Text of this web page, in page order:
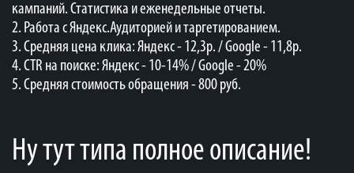
кампаний. Статистика и еженедельные отчеты.
2. Работа с Яндекс.Аудиторией и таргетированием.
3. Средняя цена клика: Яндекс - 12,3р. / Google - 11,8р.
4. CTR на поиске: Яндекс - 10-14% / Google - 20%
5. Средняя стоимость обращения - 800 руб.
Ну тут типа полное описание!